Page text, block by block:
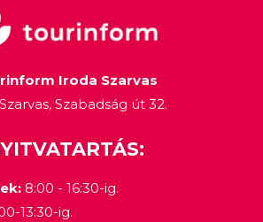
Iroda Szarvas
Szabadság út 32.
8:00 - 16:30-ig.
13:30-ig.